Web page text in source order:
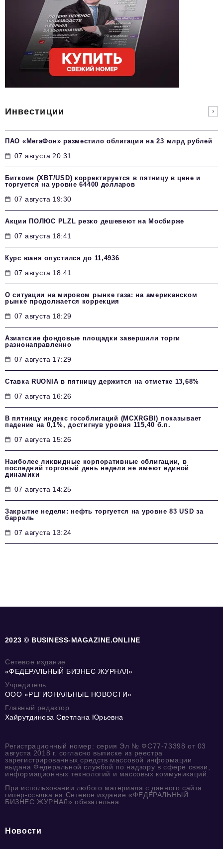
Инвестиции
ПАО «МегаФон» разместило облигации на 23 млрд рублей
07 августа 20:31
Биткоин (XBT/USD) корректируется в пятницу в цене и
торгуется на уровне 64400 долларов
07 августа 19:30
Акции ПОЛЮС PLZL резко дешевеют на Мосбирже
07 августа 18:41
Курс юаня опустился до 11,4936
07 августа 18:41
О ситуации на мировом рынке газа: на американском
рынке продолжается коррекция
07 августа 18:29
Азиатские фондовые площадки завершили торги
разнонаправленно
07 августа 17:29
Ставка RUONIA в пятницу держится на отметке 13,68%
07 августа 16:26
В пятницу индекс гособлигаций (MCXRGBI) показывает
падение на 0,1%, достигнув уровня 115,40 б.п.
07 августа 15:26
Наиболее ликвидные корпоративные облигации, в
последний торговый день недели не имеют единой
динамики
07 августа 14:25
Закрытие недели: нефть торгуется на уровне 83 USD за
баррель
07 августа 13:24
2023 © BUSINESS-MAGAZINE.ONLINE
Сетевое издание
«ФЕДЕРАЛЬНЫЙ БИЗНЕС ЖУРНАЛ»
Учредитель
ООО «РЕГИОНАЛЬНЫЕ НОВОСТИ»
Главный редактор
Хайрутдинова Светлана Юрьевна
Регистрационный номер: серия Эл № ФС77-73398 от 03
августа 2018 г. согласно выписке из реестра
зарегистрированных средств массовой информации
выдана Федеральной службой по надзору в сфере связи,
информационных технологий и массовых коммуникаций.
При использовании любого материала с данного сайта
гипер-ссылка на Сетевое издание «ФЕДЕРАЛЬНЫЙ
БИЗНЕС ЖУРНАЛ» обязательна.
Новости